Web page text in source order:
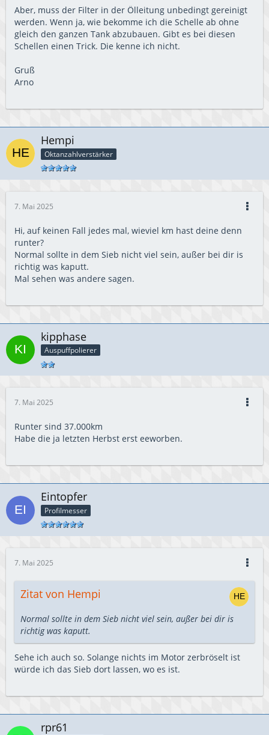
Aber, muss der Filter in der Ölleitung unbedingt gereinigt
werden. Wenn ja, wie bekomme ich die Schelle ab ohne
gleich den ganzen Tank abzubauen. Gibt es bei diesen
Schellen einen Trick. Die kenne ich nicht.
Gruß
Arno
Hempi
Oktanzahlverstärker
7. Mai 2025
Hi, auf keinen Fall jedes mal, wieviel km hast deine denn
runter?
Normal sollte in dem Sieb nicht viel sein, außer bei dir is
richtig was kaputt.
Mal sehen was andere sagen.
kipphase
Auspuffpolierer
7. Mai 2025
Runter sind 37.000km
Habe die ja letzten Herbst erst eeworben.
Eintopfer
Profilmesser
7. Mai 2025
Zitat von Hempi
Normal sollte in dem Sieb nicht viel sein, außer bei dir is
richtig was kaputt.
Sehe ich auch so. Solange nichts im Motor zerbröselt ist
würde ich das Sieb dort lassen, wo es ist.
rpr61